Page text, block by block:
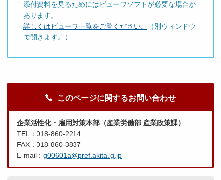
添付資料を見るためにはビューワソフトが必要な場合が
あります。
詳しくはビューワ一覧をご覧ください。
（別ウィンドウ
で開きます。）
このページに関するお問い合わせ
企業活性化・雇用対策本部（産業労働部 産業政策課）
TEL：018-860-2214
FAX：018-860-3887
E-mail： g00601a@pref.akita.lg.jp